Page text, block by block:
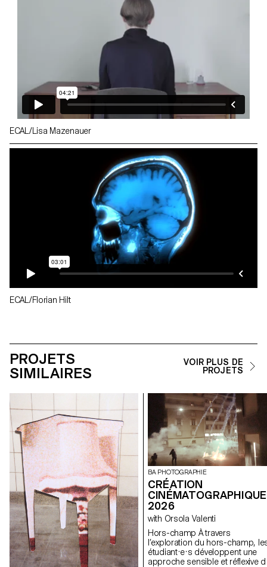
ECAL/Lisa Mazenauer
ECAL/Florian Hilt
PROJETS
SIMILAIRES
VOIR PLUS DE
PROJETS
BA PHOTOGRAPHIE
CRÉATION
2026
with Orsola Valenti
Hors-champ À travers
l’exploration du hors-champ,
étudiant·e·s développent une
approche sensible et réflexive